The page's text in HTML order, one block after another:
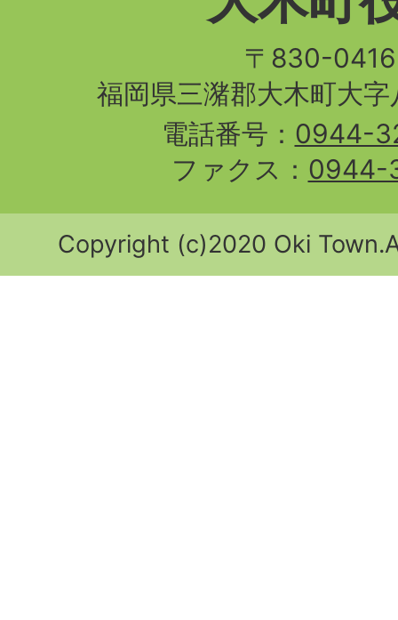
〒830-
福岡県三潴郡大木町大
電話番号： 0944-
ファクス： 0944-
Copyright (c)2020 Oki